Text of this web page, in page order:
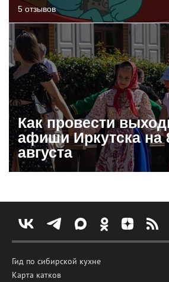
5 отзывов
Как провести
афиши Иркутска на
августа
Гид по сибирской кухне
Карта катков